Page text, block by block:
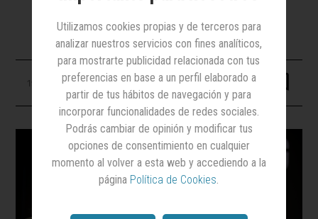
Tras la salida de Alfonso Fernández
19 junio 2025
Utilizamos cookies propias y de terceros para
analizar nuestros servicios con fines analíticos,
para mostrarte publicidad relacionada con tus
preferencias en base a un perfil elaborado a
partir de tus hábitos de navegación y para
incorporar funcionalidades de redes sociales.
Podrás cambiar de opinión y modificar tus
opciones de consentimiento en cualquier
momento al volver a esta web y accediendo a la
página Política de Cookies.